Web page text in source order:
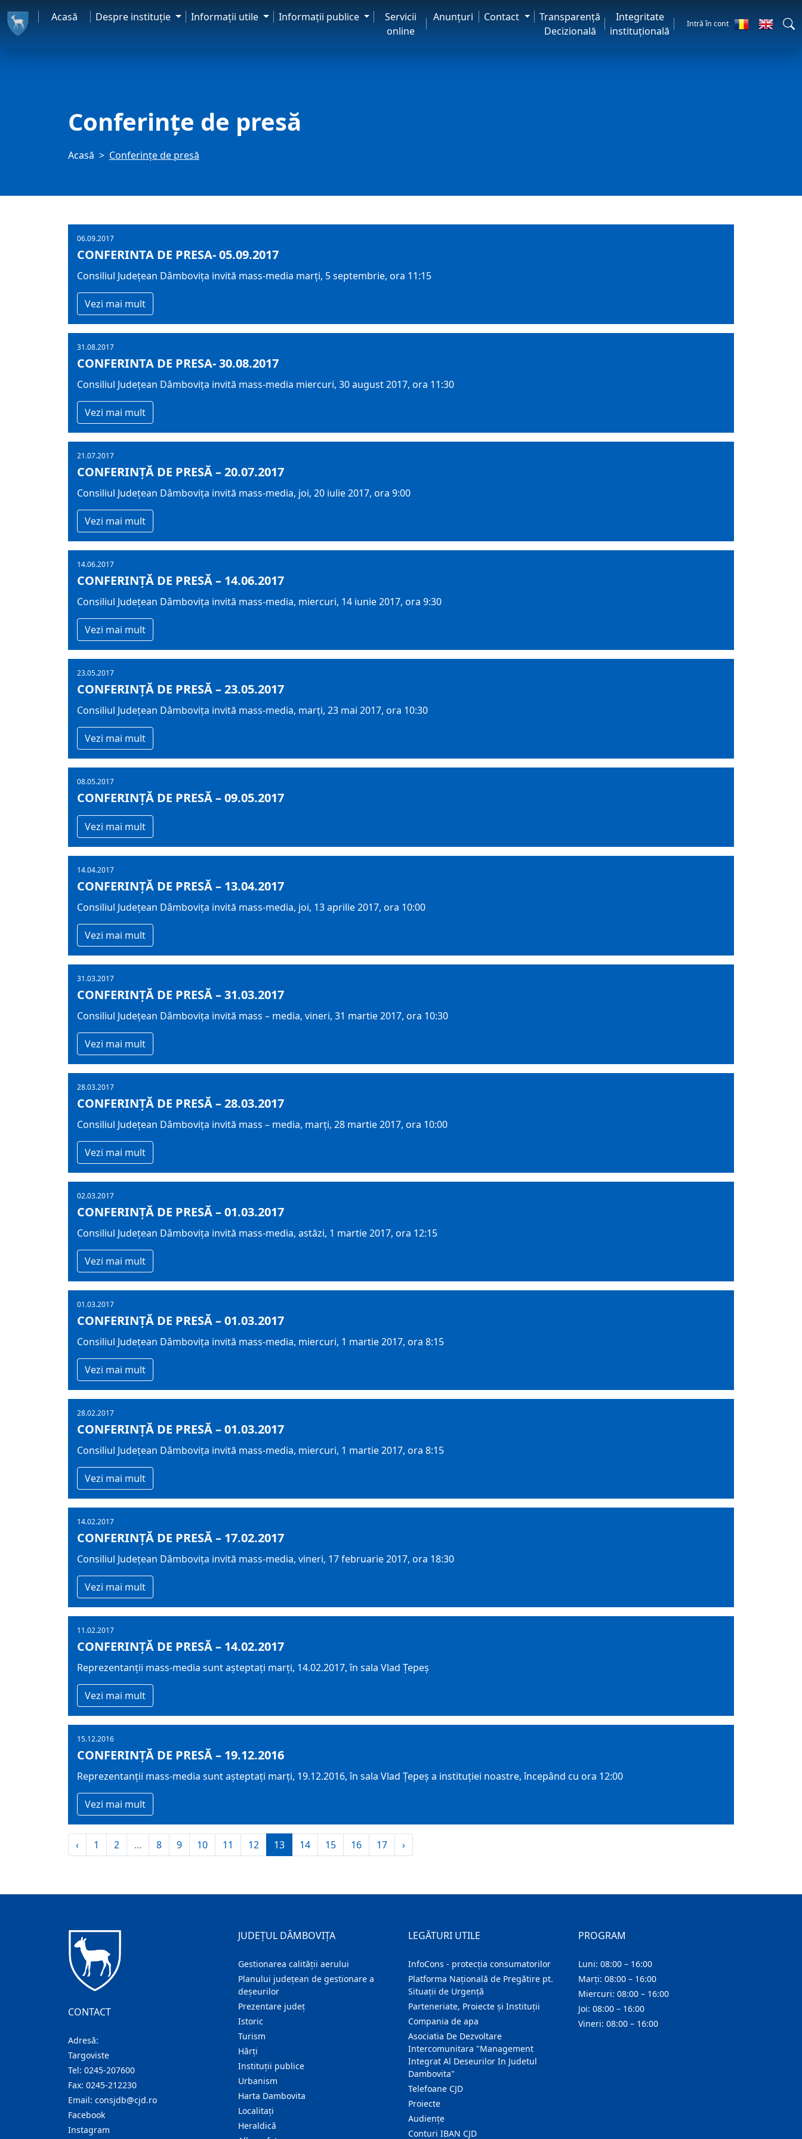
Acasă Despre instituţie Informaţii utile Informaţii publice
Servicii
online
Anunţuri Contact
Transparență
Decizională
Integritate
instituțională
Intră în cont
Conferințe de presă
Acasă Conferințe de presă
06.09.2017
CONFERINTA DE PRESA- 05.09.2017
Consiliul Județean Dâmbovița invită mass-media marţi, 5 septembrie, ora 11:15
Vezi mai mult
31.08.2017
CONFERINTA DE PRESA- 30.08.2017
Consiliul Județean Dâmbovița invită mass-media miercuri, 30 august 2017, ora 11:30
Vezi mai mult
21.07.2017
CONFERINȚĂ DE PRESĂ – 20.07.2017
Consiliul Județean Dâmbovița invită mass-media, joi, 20 iulie 2017, ora 9:00
Vezi mai mult
14.06.2017
CONFERINȚĂ DE PRESĂ – 14.06.2017
Consiliul Județean Dâmbovița invită mass-media, miercuri, 14 iunie 2017, ora 9:30
Vezi mai mult
23.05.2017
CONFERINȚĂ DE PRESĂ – 23.05.2017
Consiliul Județean Dâmbovița invită mass-media, marţi, 23 mai 2017, ora 10:30
Vezi mai mult
08.05.2017
CONFERINȚĂ DE PRESĂ – 09.05.2017
Vezi mai mult
14.04.2017
CONFERINȚĂ DE PRESĂ – 13.04.2017
Consiliul Județean Dâmbovița invită mass-media, joi, 13 aprilie 2017, ora 10:00
Vezi mai mult
31.03.2017
CONFERINȚĂ DE PRESĂ – 31.03.2017
Consiliul Județean Dâmbovița invită mass – media, vineri, 31 martie 2017, ora 10:30
Vezi mai mult
28.03.2017
CONFERINȚĂ DE PRESĂ – 28.03.2017
Consiliul Județean Dâmbovița invită mass – media, marţi, 28 martie 2017, ora 10:00
Vezi mai mult
02.03.2017
CONFERINȚĂ DE PRESĂ – 01.03.2017
Consiliul Județean Dâmbovița invită mass-media, astăzi, 1 martie 2017, ora 12:15
Vezi mai mult
01.03.2017
CONFERINȚĂ DE PRESĂ – 01.03.2017
Consiliul Județean Dâmbovița invită mass-media, miercuri, 1 martie 2017, ora 8:15
Vezi mai mult
28.02.2017
CONFERINȚĂ DE PRESĂ – 01.03.2017
Consiliul Județean Dâmbovița invită mass-media, miercuri, 1 martie 2017, ora 8:15
Vezi mai mult
14.02.2017
CONFERINȚĂ DE PRESĂ – 17.02.2017
Consiliul Județean Dâmbovița invită mass-media, vineri, 17 februarie 2017, ora 18:30
Vezi mai mult
11.02.2017
CONFERINȚĂ DE PRESĂ – 14.02.2017
Reprezentanții mass-media sunt așteptați marți, 14.02.2017, în sala Vlad Țepeș
Vezi mai mult
15.12.2016
CONFERINȚĂ DE PRESĂ – 19.12.2016
Reprezentanții mass-media sunt așteptați marți, 19.12.2016, în sala Vlad Țepeș a instituției noastre, începând cu ora 12:00
Vezi mai mult
‹ 1 2 ... 8 9 10 11 12 13 14 15 16 17 ›
CONTACT
Adresă:
Targoviste
Tel: 0245-207600
Fax: 0245-212230
Email: consjdb@cjd.ro
Facebook
Instagram
JUDEȚUL DÂMBOVIȚA
Gestionarea calității aerului
Planului județean de gestionare a
deșeurilor
Prezentare judeţ
Istoric
Turism
Hărţi
Instituţii publice
Urbanism
Harta Dambovita
Localitaţi
Heraldică
LEGĂTURI UTILE
InfoCons - protecția consumatorilor
Platforma Națională de Pregătire pt.
Situații de Urgență
Parteneriate, Proiecte și Instituții
Compania de apa
Asociatia De Dezvoltare
Intercomunitara "Management
Integrat Al Deseurilor In Judetul
Dambovita"
Telefoane CJD
Proiecte
Audienţe
Conturi IBAN CJD
PROGRAM
Luni: 08:00 – 16:00
Marți: 08:00 – 16:00
Miercuri: 08:00 – 16:00
Joi: 08:00 – 16:00
Vineri: 08:00 – 16:00